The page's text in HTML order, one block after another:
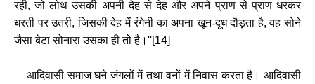
रही,जो लोथ उसकी अपनी देह से देह और अपने प्राण से प्राण धरकर
धरती पर उतरी,जिसकी देह में रंगेनी का अपना खून-दूध दौड़ता है,वह सोने
जैसा बेटा सोनारा उसका ही तो है। ''[14]
आदिवासी समाज घने जंगलों में तथा वनों में निवास करता है। आदिवासी